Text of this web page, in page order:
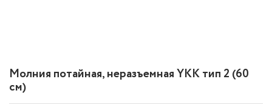
Молния потайная, неразъемная YKK тип 2 (60
см)